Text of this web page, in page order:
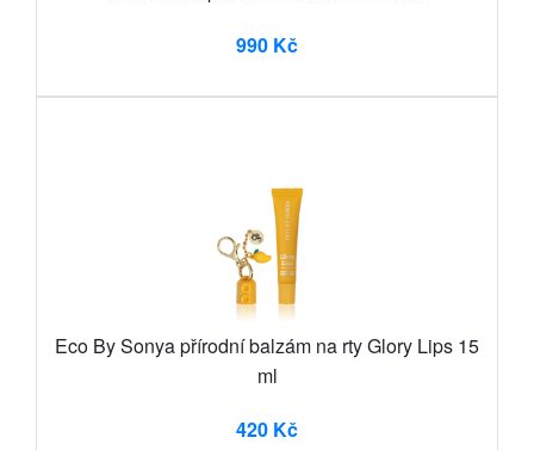
990 Kč
Eco By Sonya přírodní balzám na rty Glory Lips 15
ml
420 Kč